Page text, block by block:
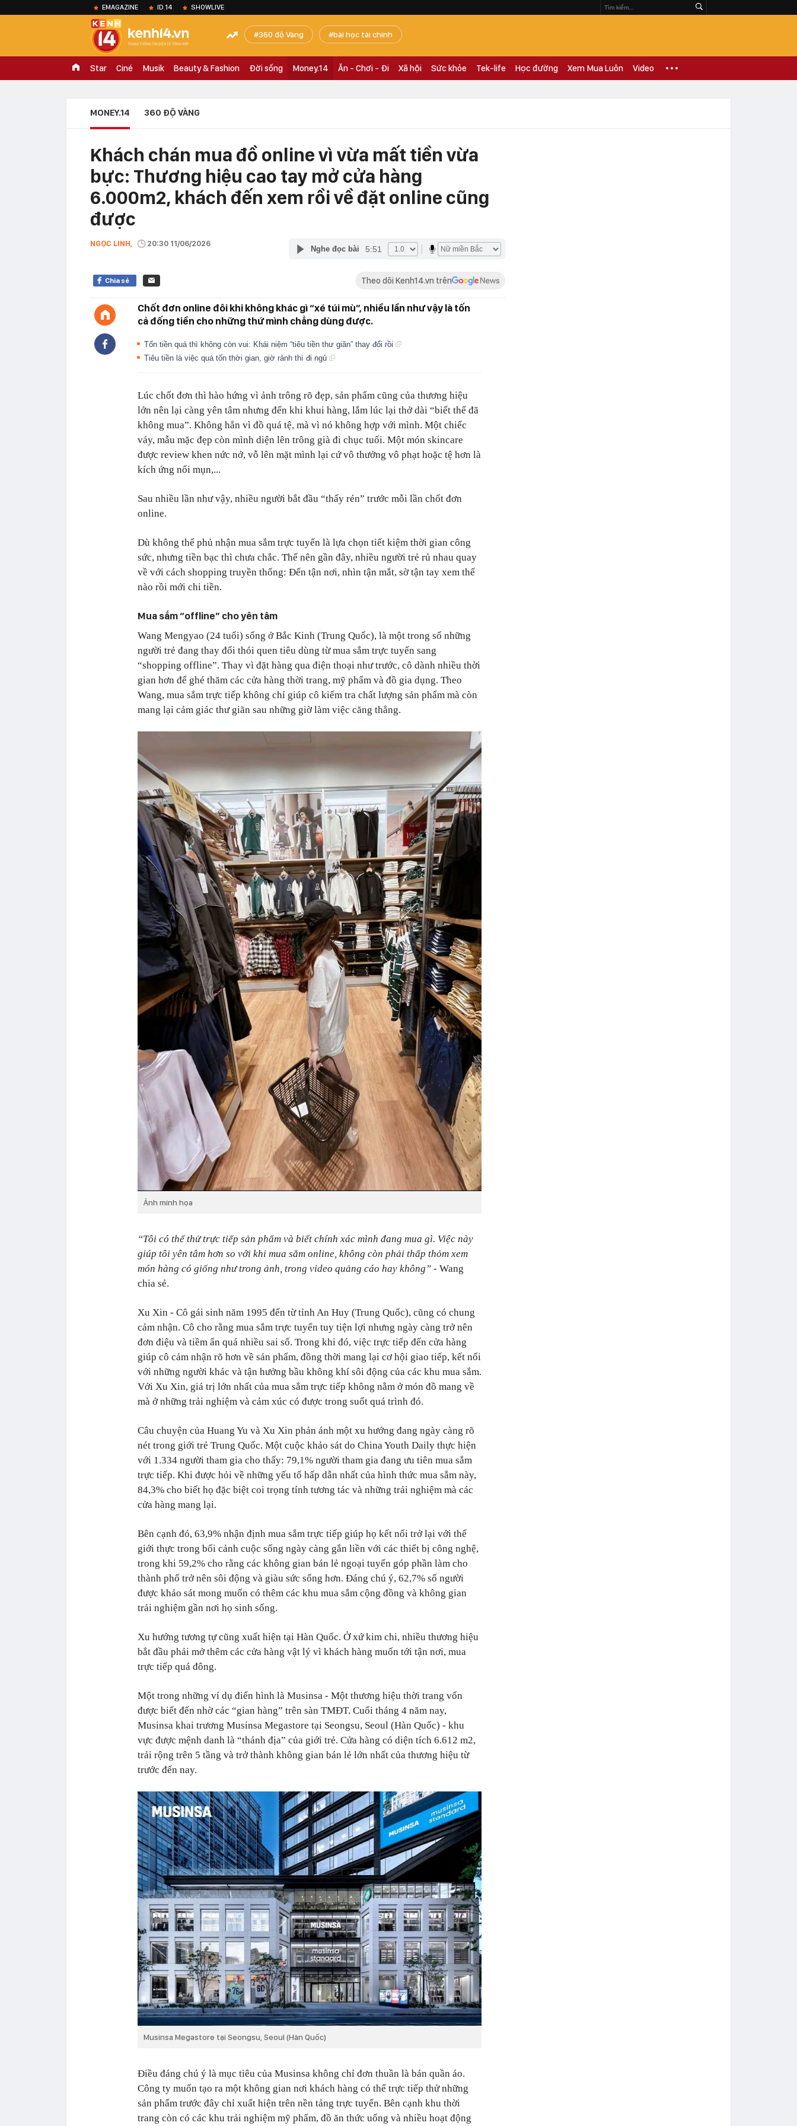
EMAGAZINE ID.14 SHOWLIVE
360 độ Vàng bài học tài chính
Star Ciné Musik Beauty & Fashion Đời sống Money.14 Ăn - Chơi - Đi Xã hội Sức khỏe Tek-life Học đường Xem Mua Luôn Video
MONEY.14 360 ĐỘ VÀNG
Khách chán mua đồ online vì vừa mất tiền vừa
bực: Thương hiệu cao tay mở cửa hàng
6.000m2, khách đến xem rồi về đặt online cũng
được
NGỌC LINH, 20:30 11/06/2026
Nghe đọc bài 5:51
Chia sẻ Theo dõi Kenh14.vn trên
Chốt đơn online đôi khi không khác gì “xé túi mù”, nhiều lần như vậy là tốn
cả đống tiền cho những thứ mình chẳng dùng được.
Tốn tiền quá thì không còn vui: Khái niệm “tiêu tiền thư giãn” thay đổi rồi
Tiêu tiền là việc quá tốn thời gian, giờ rảnh thì đi ngủ
Lúc chốt đơn thì hào hứng vì ảnh trông rõ đẹp, sản phẩm cũng của thương hiệu
lớn nên lại càng yên tâm nhưng đến khi khui hàng, lắm lúc lại thở dài “biết thế đã
không mua”. Không hẳn vì đồ quá tệ, mà vì nó không hợp với mình. Một chiếc
váy, mẫu mặc đẹp còn mình diện lên trông già đi chục tuổi. Một món skincare
được review khen nức nở, vỗ lên mặt mình lại cứ vô thưởng vô phạt hoặc tệ hơn là
kích ứng nổi mụn,...
Sau nhiều lần như vậy, nhiều người bắt đầu “thấy rén” trước mỗi lần chốt đơn
online.
Dù không thể phủ nhận mua sắm trực tuyến là lựa chọn tiết kiệm thời gian công
sức, nhưng tiền bạc thì chưa chắc. Thế nên gần đây, nhiều người trẻ rủ nhau quay
về với cách shopping truyền thống: Đến tận nơi, nhìn tận mắt, sờ tận tay xem thế
nào rồi mới chi tiền.
Mua sắm “offline” cho yên tâm
Wang Mengyao (24 tuổi) sống ở Bắc Kinh (Trung Quốc), là một trong số những
người trẻ đang thay đổi thói quen tiêu dùng từ mua sắm trực tuyến sang
“shopping offline”. Thay vì đặt hàng qua điện thoại như trước, cô dành nhiều thời
gian hơn để ghé thăm các cửa hàng thời trang, mỹ phẩm và đồ gia dụng. Theo
Wang, mua sắm trực tiếp không chỉ giúp cô kiểm tra chất lượng sản phẩm mà còn
mang lại cảm giác thư giãn sau những giờ làm việc căng thẳng.
Ảnh minh họa
“Tôi có thể thử trực tiếp sản phẩm và biết chính xác mình đang mua gì. Việc này
giúp tôi yên tâm hơn so với khi mua sắm online, không còn phải thấp thỏm xem
món hàng có giống như trong ảnh, trong video quảng cáo hay không” - Wang
chia sẻ.
Xu Xin - Cô gái sinh năm 1995 đến từ tỉnh An Huy (Trung Quốc), cũng có chung
cảm nhận. Cô cho rằng mua sắm trực tuyến tuy tiện lợi nhưng ngày càng trở nên
đơn điệu và tiềm ẩn quá nhiều sai số. Trong khi đó, việc trực tiếp đến cửa hàng
giúp cô cảm nhận rõ hơn về sản phẩm, đồng thời mang lại cơ hội giao tiếp, kết nối
với những người khác và tận hưởng bầu không khí sôi động của các khu mua sắm.
Với Xu Xin, giá trị lớn nhất của mua sắm trực tiếp không nằm ở món đồ mang về
mà ở những trải nghiệm và cảm xúc có được trong suốt quá trình đó.
Câu chuyện của Huang Yu và Xu Xin phản ánh một xu hướng đang ngày càng rõ
nét trong giới trẻ Trung Quốc. Một cuộc khảo sát do China Youth Daily thực hiện
với 1.334 người tham gia cho thấy: 79,1% người tham gia đang ưu tiên mua sắm
trực tiếp. Khi được hỏi về những yếu tố hấp dẫn nhất của hình thức mua sắm này,
84,3% cho biết họ đặc biệt coi trọng tính tương tác và những trải nghiệm mà các
cửa hàng mang lại.
Bên cạnh đó, 63,9% nhận định mua sắm trực tiếp giúp họ kết nối trở lại với thế
giới thực trong bối cảnh cuộc sống ngày càng gắn liền với các thiết bị công nghệ,
trong khi 59,2% cho rằng các không gian bán lẻ ngoại tuyến góp phần làm cho
thành phố trở nên sôi động và giàu sức sống hơn. Đáng chú ý, 62,7% số người
được khảo sát mong muốn có thêm các khu mua sắm cộng đồng và không gian
trải nghiệm gần nơi họ sinh sống.
Xu hướng tương tự cũng xuất hiện tại Hàn Quốc. Ở xứ kim chi, nhiều thương hiệu
bắt đầu phải mở thêm các cửa hàng vật lý vì khách hàng muốn tới tận nơi, mua
trực tiếp quá đông.
Một trong những ví dụ điển hình là Musinsa - Một thương hiệu thời trang vốn
được biết đến nhờ các “gian hàng” trên sàn TMĐT. Cuối tháng 4 năm nay,
Musinsa khai trương Musinsa Megastore tại Seongsu, Seoul (Hàn Quốc) - khu
vực được mệnh danh là “thánh địa” của giới trẻ. Cửa hàng có diện tích 6.612 m2,
trải rộng trên 5 tầng và trở thành không gian bán lẻ lớn nhất của thương hiệu từ
trước đến nay.
Musinsa Megastore tại Seongsu, Seoul (Hàn Quốc)
Điều đáng chú ý là mục tiêu của Musinsa không chỉ đơn thuần là bán quần áo.
Công ty muốn tạo ra một không gian nơi khách hàng có thể trực tiếp thử những
sản phẩm trước đây chỉ xuất hiện trên nền tảng trực tuyến. Bên cạnh khu thời
trang còn có các khu trải nghiệm mỹ phẩm, đồ ăn thức uống và nhiều hoạt động